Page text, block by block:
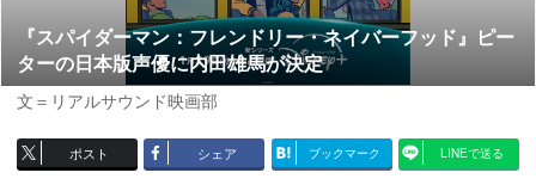
『スパイダーマン：フレンドリー・ネイバーフッド』ピー
ターの日本版声優に内田雄馬が決定
文＝リアルサウンド映画部
ポスト シェア ブックマーク LINEで送る